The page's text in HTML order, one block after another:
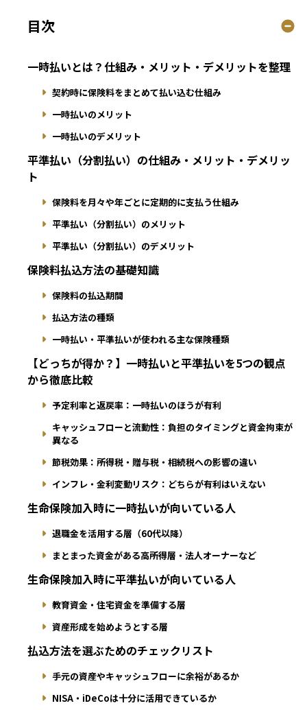
目次
一時払いとは？仕組み・メリット・デメリットを整理
契約時に保険料をまとめて払い込む仕組み
一時払いのメリット
一時払いのデメリット
平準払い（分割払い）の仕組み・メリット・デメリッ
ト
保険料を月々や年ごとに定期的に支払う仕組み
平準払い（分割払い）のメリット
平準払い（分割払い）のデメリット
保険料払込方法の基礎知識
保険料の払込期間
払込方法の種類
一時払い・平準払いが使われる主な保険種類
【どっちが得か？】一時払いと平準払いを5つの観点
から徹底比較
予定利率と返戻率：一時払いのほうが有利
キャッシュフローと流動性：負担のタイミングと資金拘束が
異なる
節税効果：所得税・贈与税・相続税への影響の違い
インフレ・金利変動リスク：どちらが有利はいえない
生命保険加入時に一時払いが向いている人
退職金を活用する層（60代以降）
まとまった資金がある高所得層・法人オーナーなど
生命保険加入時に平準払いが向いている人
教育資金・住宅資金を準備する層
資産形成を始めようとする層
払込方法を選ぶためのチェックリスト
手元の資産やキャッシュフローに余裕があるか
NISA・iDeCoは十分に活用できているか